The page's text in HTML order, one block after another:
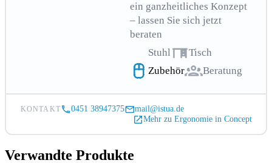
ein ganzheitliches Konzept
– lassen Sie sich jetzt
beraten
Stuhl
Tisch
Zubehör
Beratung
KONTAKT 0451 38947375
mail@istua.de
Mehr zu Ergonomie in Concept
Verwandte Produkte